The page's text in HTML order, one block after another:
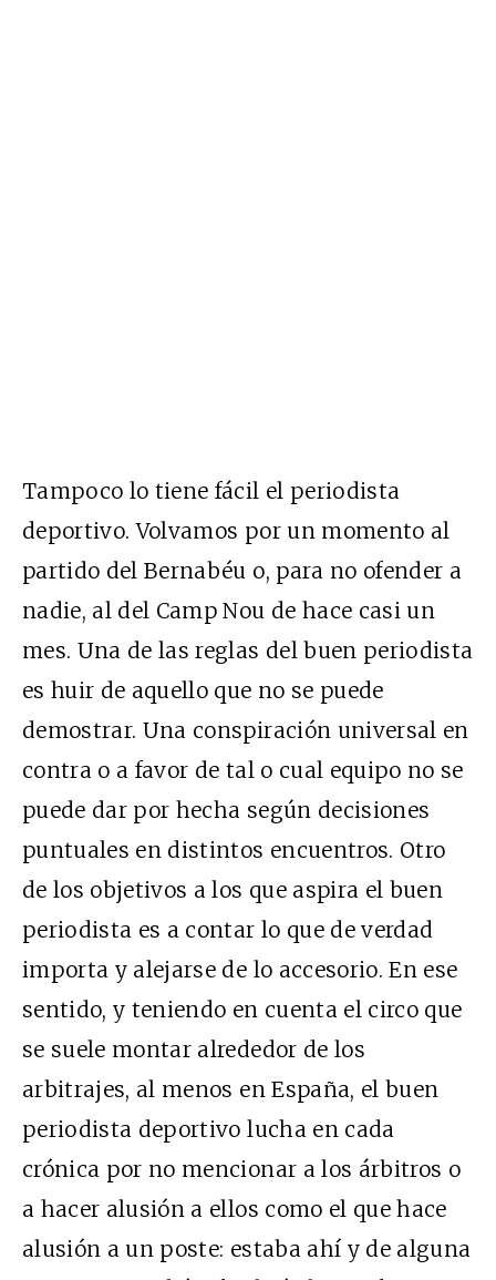
Tampoco lo tiene fácil el periodista
deportivo. Volvamos por un momento al
partido del Bernabéu o, para no ofender a
nadie, al del Camp Nou de hace casi un
mes. Una de las reglas del buen periodista
es huir de aquello que no se puede
demostrar. Una conspiración universal en
contra o a favor de tal o cual equipo no se
puede dar por hecha según decisiones
puntuales en distintos encuentros. Otro
de los objetivos a los que aspira el buen
periodista es a contar lo que de verdad
importa y alejarse de lo accesorio. En ese
sentido, y teniendo en cuenta el circo que
se suele montar alrededor de los
arbitrajes, al menos en España, el buen
periodista deportivo lucha en cada
crónica por no mencionar a los árbitros o
a hacer alusión a ellos como el que hace
alusión a un poste: estaba ahí y de alguna